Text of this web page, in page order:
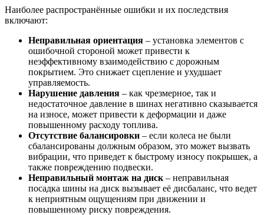
Наиболее распространённые ошибки и их последствия
включают:
Неправильная ориентация – установка элементов с
ошибочной стороной может привести к
неэффективному взаимодействию с дорожным
покрытием. Это снижает сцепление и ухудшает
управляемость.
Нарушение давления – как чрезмерное, так и
недостаточное давление в шинах негативно сказывается
на износе, может привести к деформации и даже
повышенному расходу топлива.
Отсутствие балансировки – если колеса не были
сбалансированы должным образом, это может вызвать
вибрации, что приведет к быстрому износу покрышек, а
также повреждению подвески.
Неправильный монтаж на диск – неправильная
посадка шины на диск вызывает её дисбаланс, что ведет
к неприятным ощущениям при движении и
повышенному риску повреждения.